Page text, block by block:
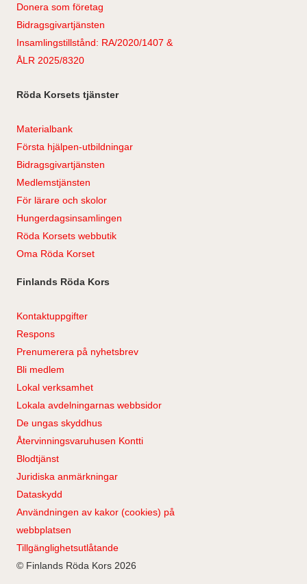
Donera som företag
Bidragsgivartjänsten
Insamlingstillstånd: RA/2020/1407 &
ÅLR 2025/8320
Röda Korsets tjänster
Materialbank
Första hjälpen-utbildningar
Bidragsgivartjänsten
Medlemstjänsten
För lärare och skolor
Hungerdagsinsamlingen
Röda Korsets webbutik
Oma Röda Korset
Finlands Röda Kors
Kontaktuppgifter
Respons
Prenumerera på nyhetsbrev
Bli medlem
Lokal verksamhet
Lokala avdelningarnas webbsidor
De ungas skyddhus
Återvinningsvaruhusen Kontti
Blodtjänst
Juridiska anmärkningar
Dataskydd
Användningen av kakor (cookies) på
webbplatsen
Tillgänglighetsutlåtande
© Finlands Röda Kors 2026